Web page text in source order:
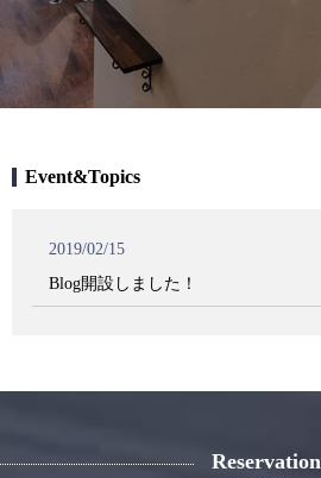
Event&Topics
2019/02/15
Blog開設しました！
Reservation